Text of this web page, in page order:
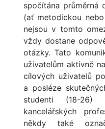
spočítána průměrná
(ať metodickou
nejsou v tomto
vždy dostane
otázky. Tato
uživatelům aktivně
cílových uživatelů
a posléze
studenti (18-
kancelářských
někdy také